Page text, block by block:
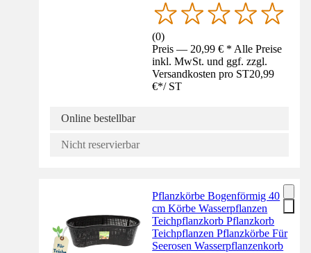
(0)
Preis — 20,99 € * Alle Preise
inkl. MwSt. und ggf. zzgl.
Versandkosten pro ST20,99
€*/ ST
Online bestellbar
Nicht reservierbar
Pflanzkörbe Bogenförmig 40
cm Körbe Wasserpflanzen
Teichpflanzkorb Pflanzkorb
Teichpflanzen Pflanzkörbe Für
Seerosen Wasserpflanzenkorb